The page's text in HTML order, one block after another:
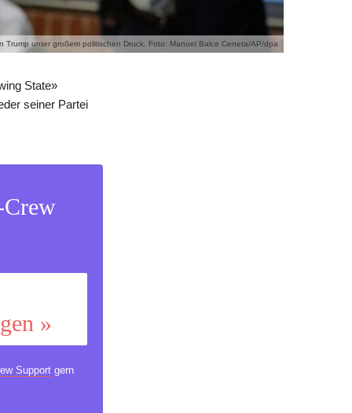
Trump unter großem politischen Druck. Foto: Manuel Balce Ceneta/AP/dpa
State»
seiner Partei
»
Supportgern